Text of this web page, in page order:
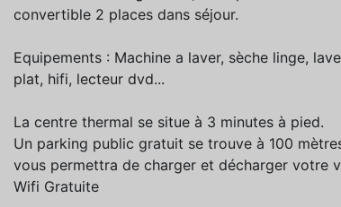
convertible 2 places dans séjour.
Equipements : Machine a laver, sèche linge,
plat, hifi, lecteur dvd...
La centre thermal se situe à 3 minutes à pied.
Un parking public gratuit se trouve à 100
vous permettra de charger et décharger votre
Wifi Gratuite